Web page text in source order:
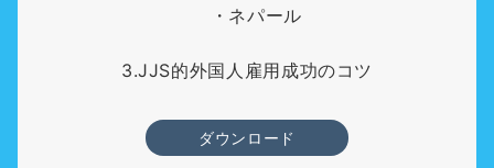
・ネパール
3.JJS的外国人雇用成功のコツ
ダウンロード